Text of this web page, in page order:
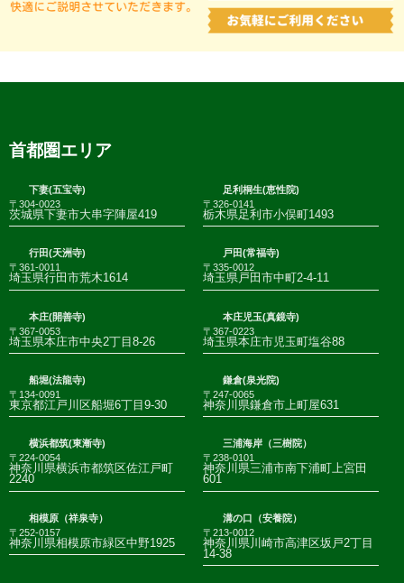
首都圏エリア
下妻(五宝寺)
〒304-0023
茨城県下妻市大串字陣屋419
足利桐生(恵性院)
〒326-0141
栃木県足利市小俣町1493
行田(天洲寺)
〒361-0011
埼玉県行田市荒木1614
戸田(常福寺)
〒335-0012
埼玉県戸田市中町2-4-11
本庄(開善寺)
〒367-0053
埼玉県本庄市中央2丁目8-26
本庄児玉(真鏡寺)
〒367-0223
埼玉県本庄市児玉町塩谷88
船堀(法龍寺)
〒134-0091
東京都江戸川区船堀6丁目9-30
鎌倉(泉光院)
〒247-0065
神奈川県鎌倉市上町屋631
横浜都筑(東漸寺)
〒224-0054
神奈川県横浜市都筑区佐江戸町
2240
三浦海岸（三樹院）
〒238-0101
神奈川県三浦市南下浦町上宮田
601
相模原（祥泉寺）
〒252-0157
神奈川県相模原市緑区中野1925
溝の口（安養院）
〒213-0012
神奈川県川崎市高津区坂戸2丁目
14-38